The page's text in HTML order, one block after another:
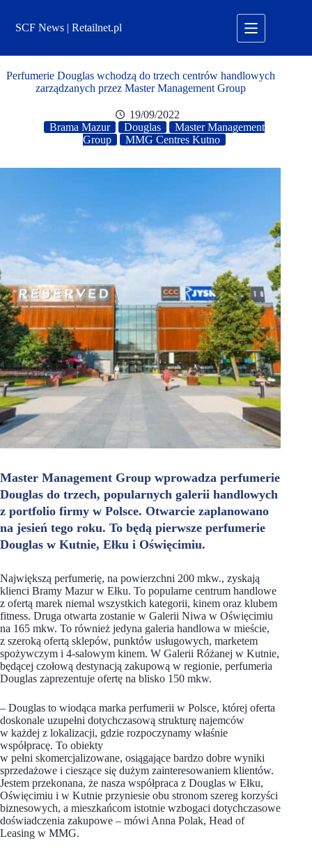
treściSCF News | Retailnet.pl
Perfumerie Douglas wchodzą do trzech centrów handlowych
zarządzanych przez Master Management Group
19/09/2022
Brama Mazur
Douglas
Master Management
Group
MMG Centres Kutno
Master Management Group wprowadza perfumerie
Douglas do trzech, popularnych galerii handlowych
z portfolio firmy w Polsce. Otwarcie zaplanowano
na jesień tego roku. To będą pierwsze perfumerie
Douglas w Kutnie, Ełku i Oświęcimiu.
Największą perfumerię, na powierzchni 200 mkw., zyskają
klienci Bramy Mazur w Ełku. To popularne centrum handlowe
z ofertą marek niemal wszystkich kategorii, kinem oraz klubem
fitness. Druga otwarta zostanie w Galerii Niwa w Oświęcimiu
na 165 mkw. To również jedyna galeria handlowa w mieście,
z szeroką ofertą sklepów, punktów usługowych, marketem
spożywczym i 4-salowym kinem. W Galerii Różanej w Kutnie,
będącej czołową destynacją zakupową w regionie, perfumeria
Douglas zaprezentuje ofertę na blisko 150 mkw.
– Douglas to wiodąca marka perfumerii w Polsce, której oferta
doskonale uzupełni dotychczasową strukturę najemców
w każdej z lokalizacji, gdzie rozpoczynamy właśnie
współpracę. To obiekty
w pełni skomercjalizowane, osiągające bardzo dobre wyniki
sprzedażowe i cieszące się dużym zainteresowaniem klientów.
Jestem przekonana, że nasza współpraca z Douglas w Ełku,
Oświęcimiu i w Kutnie przyniesie obu stronom szereg korzyści
biznesowych, a mieszkańcom istotnie wzbogaci dotychczasowe
doświadczenia zakupowe – mówi Anna Polak, Head of
Leasing w MMG.